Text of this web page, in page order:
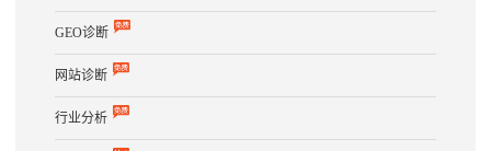
GEO诊断
网站诊断
行业分析